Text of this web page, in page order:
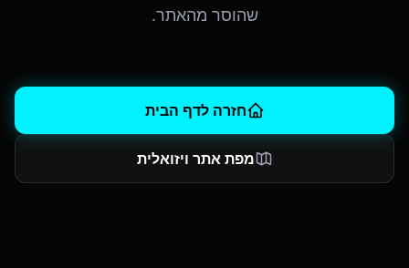
שהוסר מהאתר.
חזרה לדף הבית
מפת אתר ויזואלית